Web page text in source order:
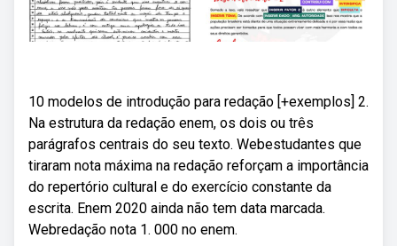
10 modelos de introdução para redação [+exemplos] 2.
Na estrutura da redação enem, os dois ou três
parágrafos centrais do seu texto. Webestudantes que
tiraram nota máxima na redação reforçam a importância
do repertório cultural e do exercício constante da
escrita. Enem 2020 ainda não tem data marcada.
Webredação nota 1. 000 no enem.